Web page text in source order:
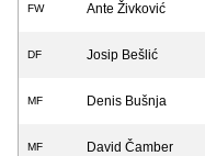
FW Ante Živković
DF Josip Bešlić
MF Denis Bušnja
MF David Čamber